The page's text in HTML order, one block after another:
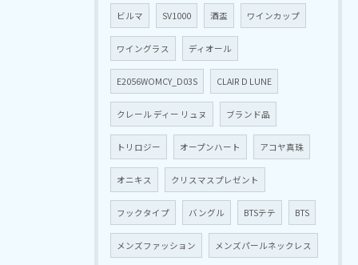
ビルマ SV1000 酒盃 ワインカップ
ワイングラス ディオール
E2056WOMCY_D03S CLAIR D LUNE
クレール ディー リュヌ ブランド品
トリロジー オープンハート アコヤ真珠
オニキス クリスマスプレゼント
フックタイプ バングル BTSテテ BTS
メンズファッション メンズパールネックレス